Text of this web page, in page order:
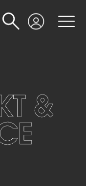
Login
Suche
&